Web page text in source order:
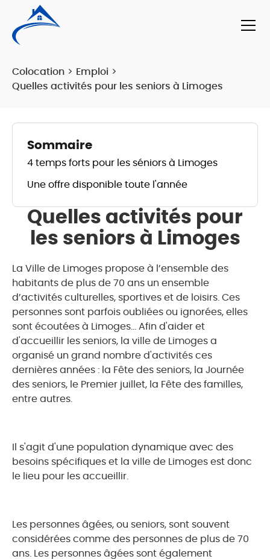
Colocation > Emploi >
Quelles activités pour les seniors à Limoges
Sommaire
4 temps forts pour les séniors à Limoges
Une offre disponible toute l'année
Quelles activités pour
les seniors à Limoges
La Ville de Limoges propose à l’ensemble des
habitants de plus de 70 ans un ensemble
d’activités culturelles, sportives et de loisirs. Ces
personnes sont parfois oubliées ou ignorées, elles
sont écoutées à Limoges… Afin d'aider et
d'accueillir les seniors, la ville de Limoges a
organisé un grand nombre d'activités ces
dernières années : la Fête des seniors, la Journée
des seniors, le Premier juillet, la Fête des familles,
entre autres.
Il s'agit d'une population dynamique avec des
besoins spécifiques et la ville de Limoges est donc
le lieu pour les accueillir.
Les personnes âgées, ou seniors, sont souvent
considérées comme des personnes de plus de 70
ans. Les personnes âgées sont également